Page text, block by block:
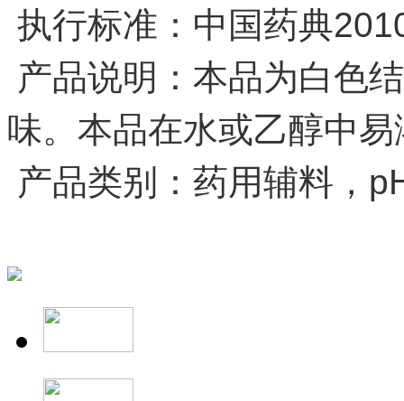
执行标准：中国药典
产品说明：本品为白色
味。本品在水或乙醇中
产品类别：药用辅料，